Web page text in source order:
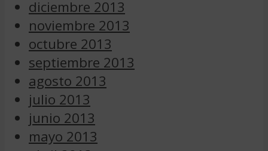
diciembre 2013
noviembre 2013
octubre 2013
septiembre 2013
agosto 2013
julio 2013
junio 2013
mayo 2013